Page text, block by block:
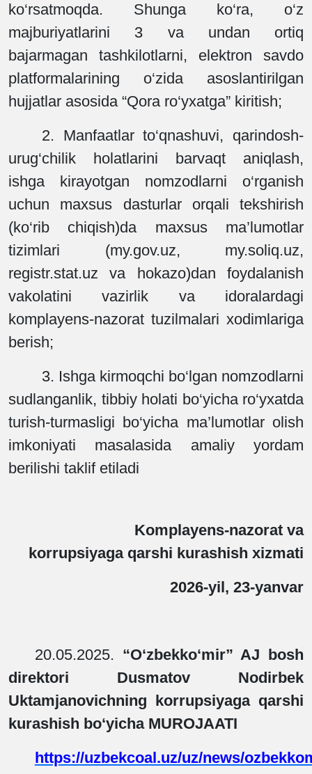
ko‘rsatmoqda. Shunga ko‘ra, o‘z
majburiyatlarini 3 va undan ortiq
bajarmagan tashkilotlarni, elektron savdo
platformalarining o‘zida asoslantirilgan
hujjatlar asosida “Qora ro‘yxatga” kiritish;
2. Manfaatlar to‘qnashuvi, qarindosh-
urug‘chilik holatlarini barvaqt aniqlash,
ishga kirayotgan nomzodlarni o‘rganish
uchun maxsus dasturlar orqali tekshirish
(ko‘rib chiqish)da maxsus ma’lumotlar
tizimlari (my.gov.uz, my.soliq.uz,
registr.stat.uz va hokazo)dan foydalanish
vakolatini vazirlik va idoralardagi
komplayens-nazorat tuzilmalari xodimlariga
berish;
3. Ishga kirmoqchi bo‘lgan nomzodlarni
sudlanganlik, tibbiy holati bo‘yicha ro‘yxatda
turish-turmasligi bo‘yicha ma’lumotlar olish
imkoniyati masalasida amaliy yordam
berilishi taklif etiladi
Komplayens-nazorat va
korrupsiyaga qarshi kurashish xizmati
2026-yil, 23-yanvar
20.05.2025. “O‘zbekko‘mir” AJ bosh
direktori Dusmatov Nodirbek
Uktamjanovichning korrupsiyaga qarshi
kurashish bo‘yicha MUROJAATI
https://uzbekcoal.uz/uz/news/